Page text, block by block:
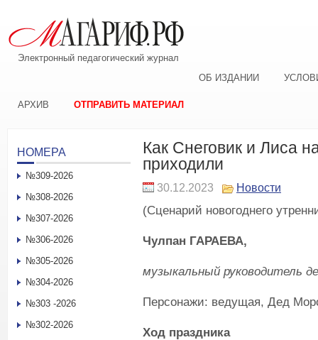
Электронный педагогический журнал
ОБ ИЗДАНИИ
АРХИВ ОТПРАВИТЬ МАТЕРИАЛ
Как Снеговик и Лиса
приходили
30.12.2023 Новости
(Сценарий новогоднего
Чулпан ГАРАЕВА,
музыкальный руководитель
Персонажи: ведущая, Дед
Ход праздника
НОМЕРА
№309-2026
№308-2026
№307-2026
№306-2026
№305-2026
№304-2026
№303 -2026
№302-2026